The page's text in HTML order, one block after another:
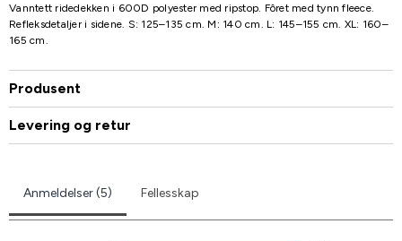
Vanntett ridedekken i 600D polyester med ripstop. Fôret med tynn fleece.
Refleksdetaljer i sidene. S: 125–135 cm. M: 140 cm. L: 145–155 cm. XL: 160–
165 cm.
Produsent
Levering og retur
Anmeldelser (5) Fellesskap